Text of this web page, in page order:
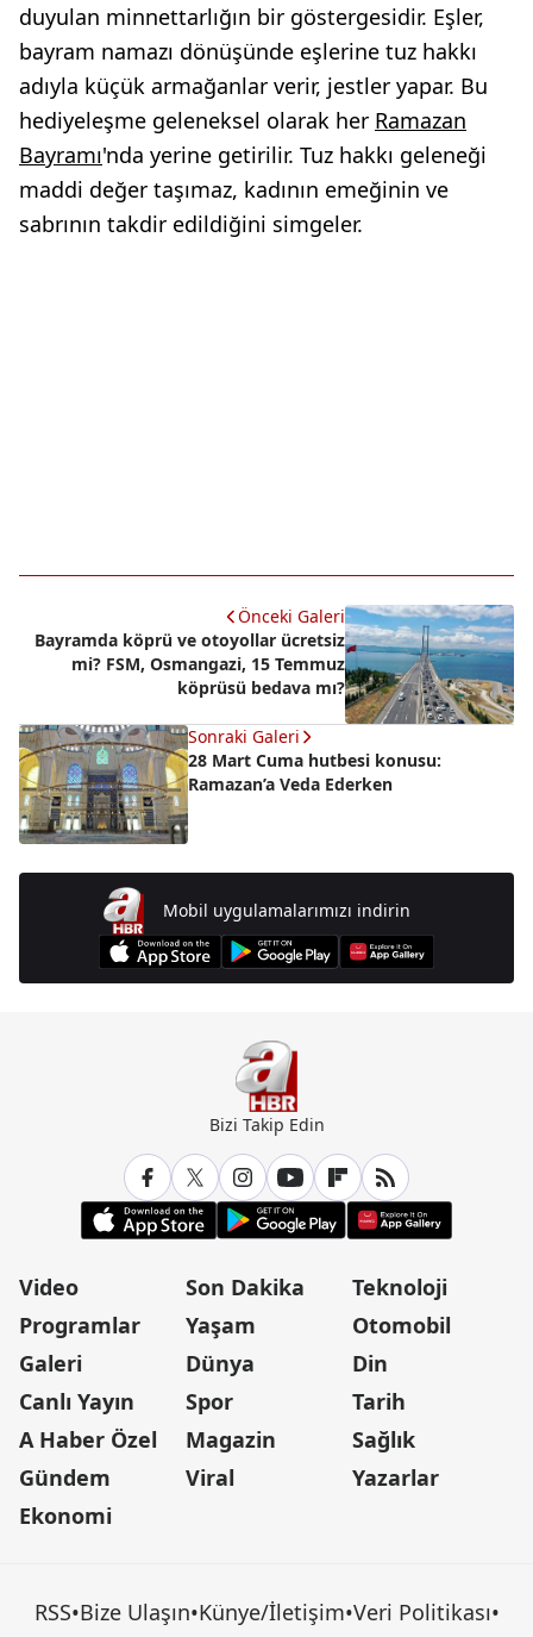
duyulan minnettarlığın bir göstergesidir. Eşler,
bayram namazı dönüşünde eşlerine tuz hakkı
adıyla küçük armağanlar verir, jestler yapar. Bu
hediyeleşme geleneksel olarak her Ramazan
Bayramı'nda yerine getirilir. Tuz hakkı geleneği
maddi değer taşımaz, kadının emeğinin ve
sabrının takdir edildiğini simgeler.
Önceki Galeri
Bayramda köprü ve otoyollar ücretsiz
mi? FSM, Osmangazi, 15 Temmuz
köprüsü bedava mı?
Sonraki Galeri
28 Mart Cuma hutbesi konusu:
Ramazan’a Veda Ederken
Mobil uygulamalarımızı indirin
Bizi Takip Edin
Video
Programlar
Galeri
Canlı Yayın
A Haber Özel
Gündem
Ekonomi
Son Dakika
Yaşam
Dünya
Spor
Magazin
Viral
Teknoloji
Otomobil
Din
Tarih
Sağlık
Yazarlar
RSS•Bize Ulaşın•Künye/İletişim•Veri Politikası•